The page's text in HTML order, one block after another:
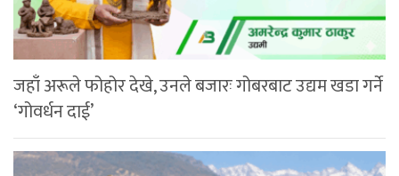
जहाँ अरूले फोहोर देखे, उनले बजारः गोबरबाट उद्यम खडा गर्ने
‘गोवर्धन दाई’